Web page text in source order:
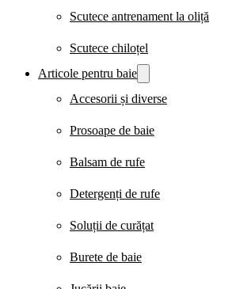
Scutece antrenament la oliță
Scutece chiloțel
Articole pentru baie
Accesorii și diverse
Prosoape de baie
Balsam de rufe
Detergenți de rufe
Soluții de curățat
Burete de baie